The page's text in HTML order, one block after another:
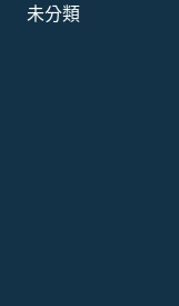
未分類